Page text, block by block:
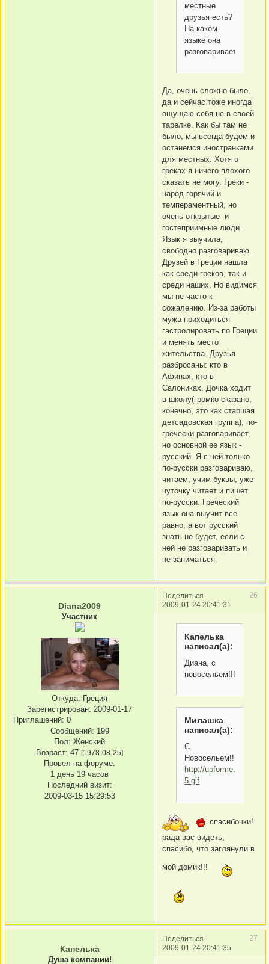
местные
друзья есть?
На каком
языке она
разговаривает?
Да, очень сложно было,
да и сейчас тоже иногда
ощущаю себя не в своей
тарелке. Как бы там не
было, мы всегда будем и
останемся иностранками
для местных. Хотя о
греках я ничего плохого
сказать не могу. Греки -
народ горячий и
темпераментный, но
очень открытые и
гостеприимные люди.
Язык я выучила,
свободно разговариваю.
Друзей в Греции нашла
как среди греков, так и
среди наших. Но видимся
мы не часто к
сожалению. Из-за работы
мужа приходиться
гастролировать по Греции
и менять место
жительства. Друзья
разбросаны: кто в
Афинах, кто в
Салониках. Дочка ходит
в школу(громко сказано,
конечно, это как старшая
детсадовская группа), по-
гречески разговаривает,
но основной ее язык -
русский. Я с ней только
по-русски разговариваю,
читаем, учим буквы, уже
чуточку читает и пишет
по-русски. Греческий
язык она выучит все
равно, а вот русский
знать не будет, если с
ней не разговаривать и
не заниматься.
Поделиться
26
2009-01-24 20:41:31
Diana2009
Участник
Откуда: Греция
Зарегистрирован: 2009-01-17
Приглашений: 0
Сообщений: 199
Пол: Женский
Возраст: 47 [1978-08-25]
Провел на форуме:
1 день 19 часов
Последний визит:
2009-03-15 15:29:53
Капелька
написал(а):
Диана, с
новосельем!!!
Милашка
написал(а):
С
Новосельем!!!
http://upforme.ru/
5.gif
спасибочки!
рада вас видеть,
спасибо, что заглянули в
мой домик!!!
Поделиться
27
2009-01-24 20:41:35
Капелька
Душа компании!